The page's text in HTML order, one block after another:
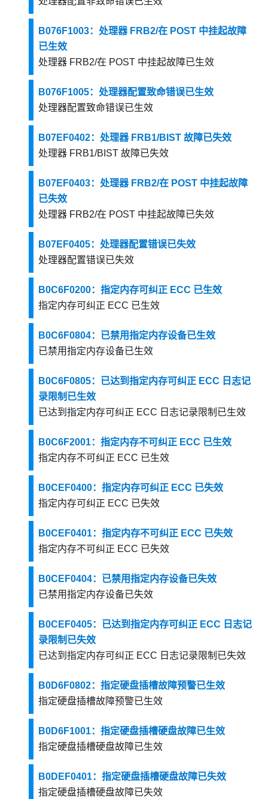
B076F1003：处理器 FRB2/在 POST 中挂起故障
已生效
处理器 FRB2/在 POST 中挂起故障已生效
B076F1005：处理器配置致命错误已生效
处理器配置致命错误已生效
B07EF0402：处理器 FRB1/BIST 故障已失效
处理器 FRB1/BIST 故障已失效
B07EF0403：处理器 FRB2/在 POST 中挂起故障
已失效
处理器 FRB2/在 POST 中挂起故障已失效
B07EF0405：处理器配置错误已失效
处理器配置错误已失效
B0C6F0200：指定内存可纠正 ECC 已生效
指定内存可纠正 ECC 已生效
B0C6F0804：已禁用指定内存设备已生效
已禁用指定内存设备已生效
B0C6F0805：已达到指定内存可纠正 ECC 日志记
录限制已生效
已达到指定内存可纠正 ECC 日志记录限制已生效
B0C6F2001：指定内存不可纠正 ECC 已生效
指定内存不可纠正 ECC 已生效
B0CEF0400：指定内存可纠正 ECC 已失效
指定内存可纠正 ECC 已失效
B0CEF0401：指定内存不可纠正 ECC 已失效
指定内存不可纠正 ECC 已失效
B0CEF0404：已禁用指定内存设备已失效
已禁用指定内存设备已失效
B0CEF0405：已达到指定内存可纠正 ECC 日志记
录限制已失效
已达到指定内存可纠正 ECC 日志记录限制已失效
B0D6F0802：指定硬盘插槽故障预警已生效
指定硬盘插槽故障预警已生效
B0D6F1001：指定硬盘插槽硬盘故障已生效
指定硬盘插槽硬盘故障已生效
B0DEF0401：指定硬盘插槽硬盘故障已失效
指定硬盘插槽硬盘故障已失效